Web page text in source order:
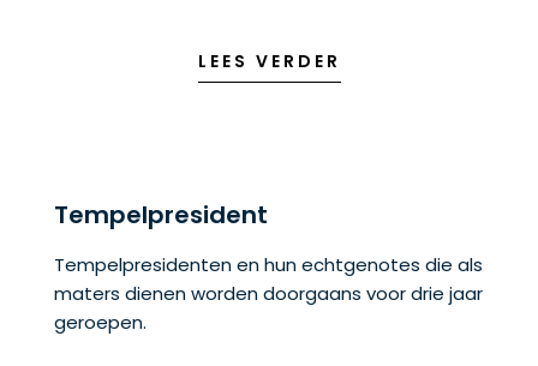
LEES VERDER
Tempelpresident
Tempelpresidenten en hun echtgenotes die als
maters dienen worden doorgaans voor drie jaar
geroepen.